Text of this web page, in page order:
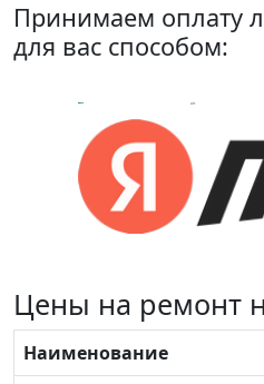
Принимаем оплату
для вас способом:
Цены на ремонт
Наименование